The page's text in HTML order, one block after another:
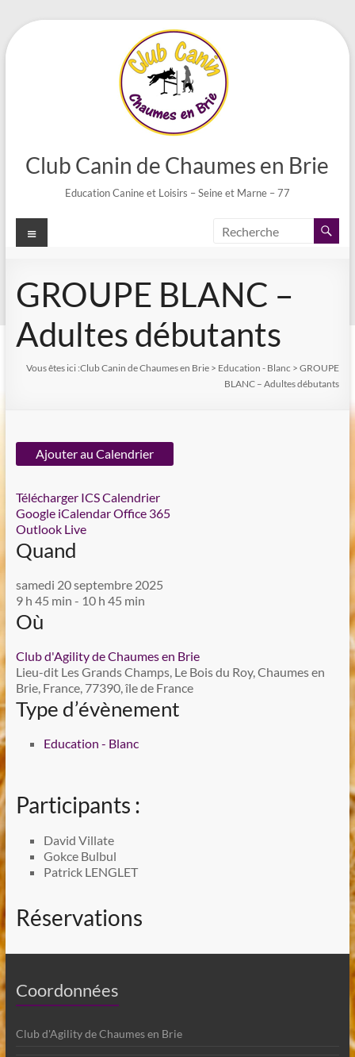
Aller
au
Club Canin de Chaumes en Brie
Education Canine et Loisirs – Seine et Marne – 77
Menu
GROUPE BLANC –
Adultes débutants
Vous êtes ici :Club Canin de Chaumes en Brie > Education - Blanc >GROUPE
BLANC – Adultes débutants
Ajouter au Calendrier
Télécharger ICSCalendrier
Google iCalendarOffice 365
Outlook Live
Quand
samedi 20 septembre 2025
9 h 45 min - 10 h 45 min
Où
Club d'Agility de Chaumes en Brie
Lieu-dit Les Grands Champs, Le Bois du Roy, Chaumes en
Brie, France, 77390, île de France
Type d’évènement
Education - Blanc
Participants :
David Villate
Gokce Bulbul
Patrick LENGLET
Réservations
Coordonnées
Club d'Agility de Chaumes en Brie